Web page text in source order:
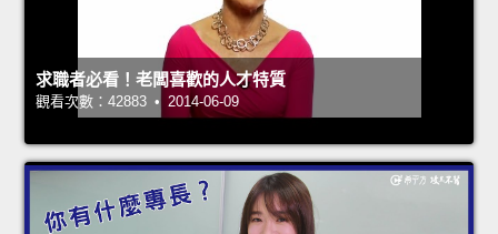
求職者必看！老闆喜歡的人才特質
觀看次數：42883 • 2014-06-09